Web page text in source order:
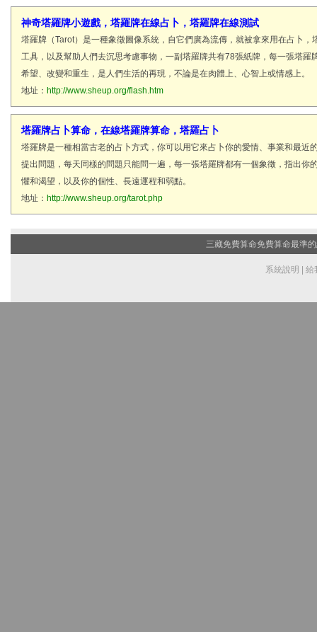
神奇塔羅牌小遊戲，塔羅牌在線占卜，塔羅牌在線測試
塔羅牌（Tarot）是一種象徵圖像系統，自它們廣為流傳，就被拿來用在占卜，
工具，以及幫助人們去沉思考慮事物，一副塔羅牌共有78張紙牌，每一張塔羅
希望、改變和重生，是人們生活的再現，不論是在肉體上、心智上或情感上。
地址： http://www.sheup.org/flash.htm
塔羅牌占卜算命，在線塔羅牌算命，塔羅占卜
塔羅牌是一種相當古老的占卜方式，你可以用它來占卜你的愛情、事業和最近
提出問題，每天同樣的問題只能問一遍，每一張塔羅牌都有一個象徵，指出你
懼和渴望，以及你的個性、長遠運程和弱點。
地址： http://www.sheup.org/tarot.php
三藏免費算命免費算命最準
系統說明 給